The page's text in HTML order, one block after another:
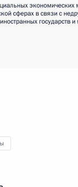
экономических
сферах в связи с
государств